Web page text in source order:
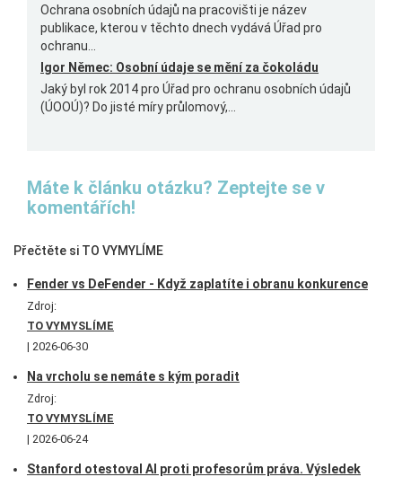
Ochrana osobních údajů na pracovišti je název
publikace, kterou v těchto dnech vydává Úřad pro
ochranu...
Igor Němec: Osobní údaje se mění za čokoládu
Jaký byl rok 2014 pro Úřad pro ochranu osobních údajů
(ÚOOÚ)? Do jisté míry průlomový,...
Máte k článku otázku? Zeptejte se v
komentářích!
Přečtěte si TO VYMYLÍME
Fender vs DeFender - Když zaplatíte i obranu konkurence
Zdroj:
TO VYMYSLÍME
2026-06-30
Na vrcholu se nemáte s kým poradit
Zdroj:
TO VYMYSLÍME
2026-06-24
Stanford otestoval AI proti profesorům práva. Výsledek